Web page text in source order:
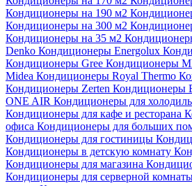
Кондиционеры на 190 м2
Кондиционеры на 300 м2
Кондиционеры на 35 м2
Denko Кондиционеры Energolux
Кондиционеры Gree Кондиционеры
Midea Кондиционеры Royal Thermo
Кондиционеры Zerten Кондиционеры
ONE AIR Кондиционеры для
Кондиционеры для кафе и ресторана
офиса Кондиционеры для больших
Кондиционеры для гостиницы
Кондиционеры в детскую комнату
Кондиционеры для магазина
Кондиционеры для серверной